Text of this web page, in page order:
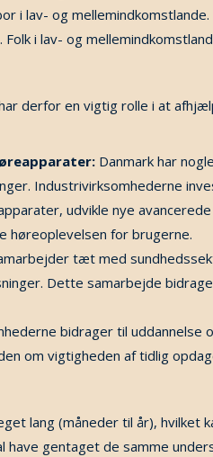
i lav- og
i lav- og
derfor en vigtig rolle i at
Danmark har
Industrivirksomhederne
udvikle nye
høreoplevelsen for brugerne.
tæt med
Dette samarbejde
bidrager til uddannelse
om vigtigheden af tidlig
lang (måneder til år),
have gentaget de samme